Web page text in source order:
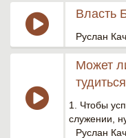
Власть
Руслан
Может
1. Чтобы
служении,
Руслан